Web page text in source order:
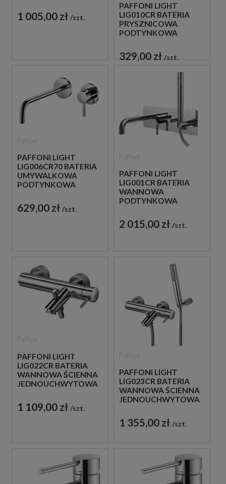
CHROM
1 005,00 zł szt.
PAFFONI LIGHT
LIG010CR BATERIA
PRYSZNICOWA
PODTYNKOWA
CHROM
329,00 zł szt.
PAFFONI LIGHT
LIG006CR70 BATERIA
UMYWALKOWA
PODTYNKOWA
CHROM
629,00 zł szt.
PAFFONI LIGHT
LIG001CR BATERIA
WANNOWA
PODTYNKOWA
CHROM
2 015,00 zł szt.
PAFFONI LIGHT
LIG022CR BATERIA
WANNOWA ŚCIENNA
JEDNOUCHWYTOWA
1 109,00 zł szt.
PAFFONI LIGHT
LIG023CR BATERIA
WANNOWA ŚCIENNA
JEDNOUCHWYTOWA
1 355,00 zł szt.